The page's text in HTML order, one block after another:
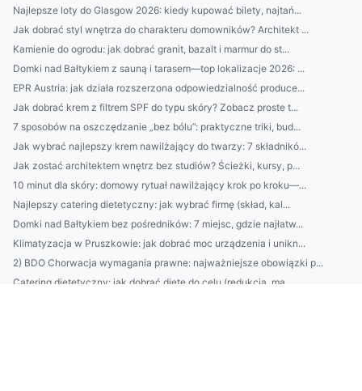
Najlepsze loty do Glasgow 2026: kiedy kupować bilety, najtań...
Jak dobrać styl wnętrza do charakteru domowników? Architekt ...
Kamienie do ogrodu: jak dobrać granit, bazalt i marmur do st...
Domki nad Bałtykiem z sauną i tarasem—top lokalizacje 2026: ...
EPR Austria: jak działa rozszerzona odpowiedzialność produce...
Jak dobrać krem z filtrem SPF do typu skóry? Zobacz proste t...
7 sposobów na oszczędzanie „bez bólu”: praktyczne triki, bud...
Jak wybrać najlepszy krem nawilżający do twarzy: 7 składnikó...
Jak zostać architektem wnętrz bez studiów? Ścieżki, kursy, p...
10 minut dla skóry: domowy rytuał nawilżający krok po kroku—...
Najlepszy catering dietetyczny: jak wybrać firmę (skład, kal...
Domki nad Bałtykiem bez pośredników: 7 miejsc, gdzie najłatw...
Klimatyzacja w Pruszkowie: jak dobrać moc urządzenia i unikn...
2) BDO Chorwacja wymagania prawne: najważniejsze obowiązki p...
Catering dietetyczny: jak dobrać dietę do celu (redukcja, ma...